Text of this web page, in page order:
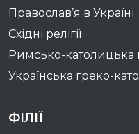
Православ’я в Україні
Східні релігії
Римсько-католицька
Українська греко-
ФІЛІЇ